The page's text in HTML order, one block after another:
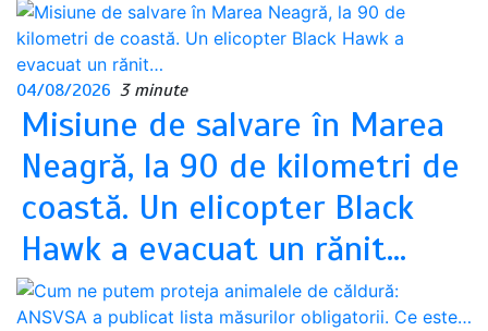
04/08/2026 3 minute
Misiune de salvare în Marea
Neagră, la 90 de kilometri de
coastă. Un elicopter Black
Hawk a evacuat un rănit…